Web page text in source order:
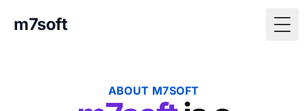
m7soft
ABOUT M7SOFT